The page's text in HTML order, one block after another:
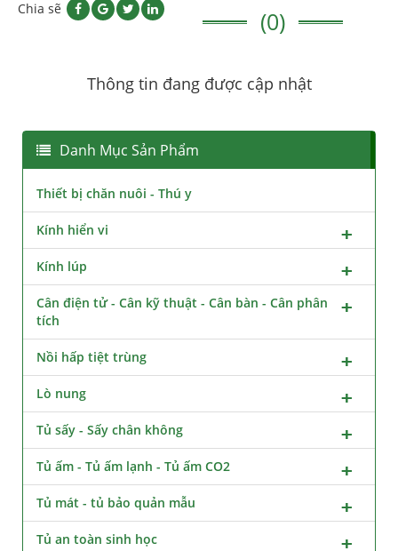
(0)
Chia sẽ
Thông tin đang được cập nhật
Danh Mục Sản Phẩm
Thiết bị chăn nuôi - Thú y
Kính hiển vi
Kính lúp
Cân điện tử - Cân kỹ thuật - Cân bàn - Cân phân
tích
Nồi hấp tiệt trùng
Lò nung
Tủ sấy - Sấy chân không
Tủ ấm - Tủ ấm lạnh - Tủ ấm CO2
Tủ mát - tủ bảo quản mẫu
Tủ an toàn sinh học